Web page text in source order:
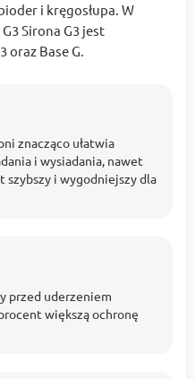
i kręgosłupa. W
Sirona G3 jest
oraz Base G.
znacząco ułatwia
i wysiadania, nawet
i wygodniejszy dla
przed uderzeniem
większą ochronę